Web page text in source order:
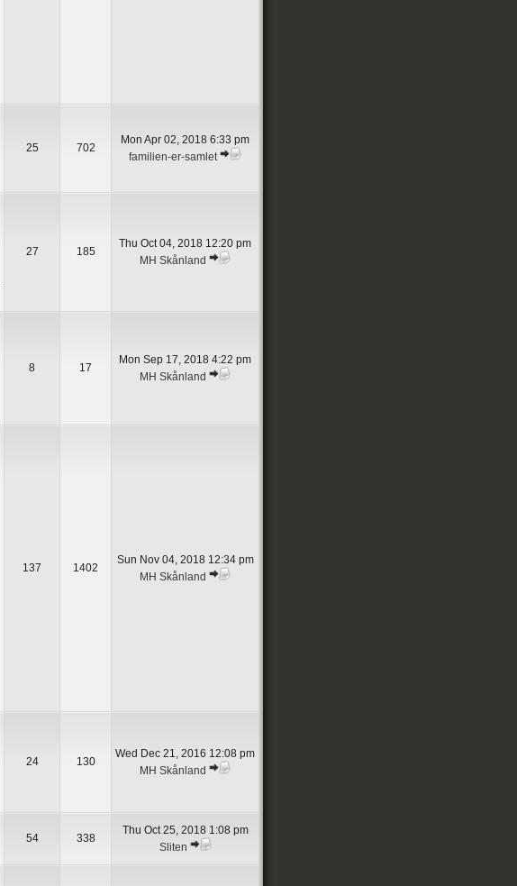
25 702
Mon Apr 02, 2018 6:33 pm
familien-er-samlet
27 185
Thu Oct 04, 2018 12:20 pm
MH Skånland
8 17
Mon Sep 17, 2018 4:22 pm
MH Skånland
137 1402
Sun Nov 04, 2018 12:34 pm
MH Skånland
24 130
Wed Dec 21, 2016 12:08 pm
MH Skånland
54 338
Thu Oct 25, 2018 1:08 pm
Sliten